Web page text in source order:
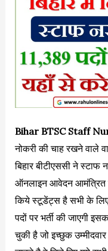
Bihar BTSC Staff
नोकरी की चाह रखने वाले
बिहार बीटीएससी ने स्टाफ
ऑनलाइन आवेदन आमंत्रित
किये स्टूडेंट्स है सभी के
पदों पर भर्ती की जाएगी
चुकी है जो इच्छुक